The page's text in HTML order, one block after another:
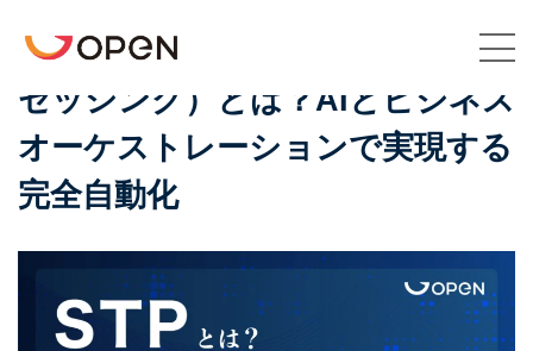
Top
TotalAgilityとは
お問い合わせ
STP（ストレート・スルー・プロ
セッシング）とは？AIとビジネス
オーケストレーションで実現する
完全自動化